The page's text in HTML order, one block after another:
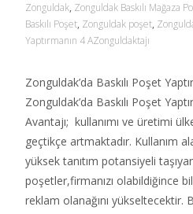
Zonguldak, Zonguldak Baskılı Mağaza
Baskılı Poşet, Zonguldak poşet,
Yaptırmanın 4 AZonguldaktajı
Zonguldak’da Baskılı Poşet
Zonguldak’da Baskılı Poşet
Avantajı; kullanımı ve üretimi
geçtikçe artmaktadır. Kullanım
yüksek tanıtım potansiyeli taşıyan
poşetler,firmanızı olabildiğince
reklam olanağını yükseltecektir.